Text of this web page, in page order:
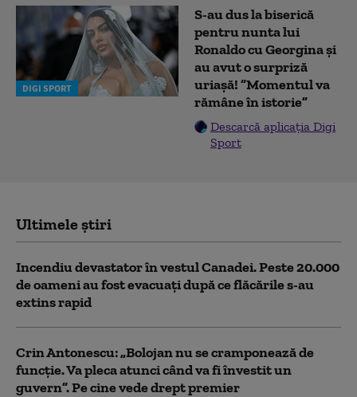
DIGI SPORT
S-au dus la biserică
pentru nunta lui
Ronaldo cu Georgina și
au avut o surpriză
uriașă! ”Momentul va
rămâne în istorie”
Descarcă aplicația Digi
Sport
Ultimele știri
Incendiu devastator în vestul Canadei. Peste 20.000
de oameni au fost evacuați după ce flăcările s-au
extins rapid
Crin Antonescu: „Bolojan nu se cramponează de
funcție. Va pleca atunci când va fi învestit un
guvern”. Pe cine vede drept premier